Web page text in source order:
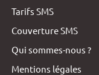
Tarifs SMS
Couverture SMS
Qui sommes-nous ?
Mentions légales